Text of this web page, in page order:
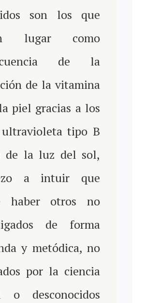
son los que
lugar como
de la
de la vitamina
piel gracias a los
ultravioleta tipo B
de la luz del sol,
a intuir que
haber otros no
de forma
y metódica, no
por la ciencia
o desconocidos